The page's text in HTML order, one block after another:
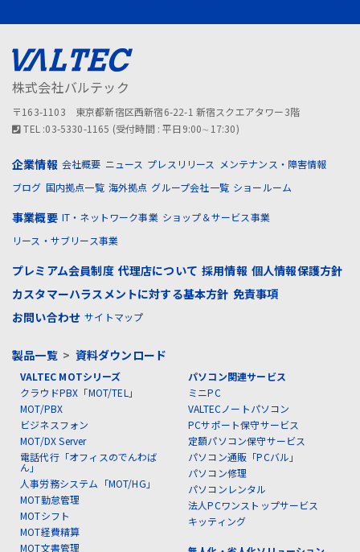
株式会社バルテック
〒163-1103 東京都新宿区西新宿6-22-1 新宿スクエアタワー3階
TEL :03-5330-1165 (受付時間 : 平日9:00∼17:30)
企業情報 会社概要 ニュース プレスリリース
メンテナンス・障害情報
ブログ 国内拠点一覧 海外拠点 グループ会社一覧 ショールーム
事業概要 IT・ネットワーク事業 ショップ＆サービス事業
リース・サブリース事業
プレミアム会員制度 代理店について 採用情報 個人情報保護方針
カスタマーハラスメントに対する基本方針 免責事項
お問い合わせ サイトマップ
製品一覧> 資料ダウンロード
VALTEC MOTシリーズ
クラウドPBX「MOT/TEL」
MOT/PBX
ビジネスフォン
MOT/DX Server
電話代行「オフィスのでんわば
ん」
人事労務システム「MOT/HG」
MOT勤怠管理
MOTシフト
MOT経費精算
MOT文書管理
パソコン関連サービス
ミニPC
VALTECノートパソコン
PCサポート保守サービス
定額パソコン保守サービス
パソコン通販「PCバル」
パソコン修理
パソコンレンタル
法人PCワンストップサービス
キッティング